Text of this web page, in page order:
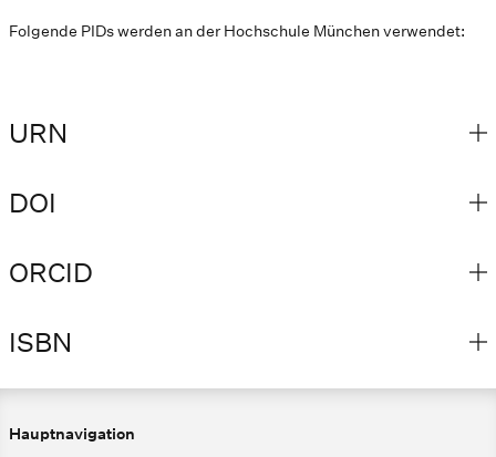
Folgende PIDs werden an der Hochschule München verwendet:
URN
DOI
ORCID
ISBN
Hauptnavigation